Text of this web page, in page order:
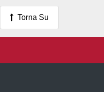
Torna Su